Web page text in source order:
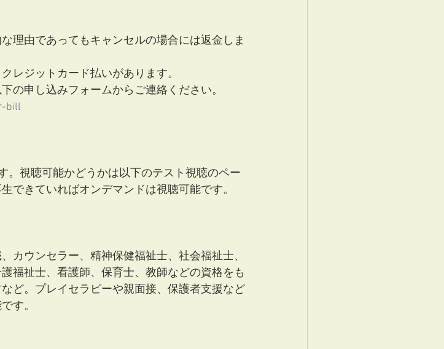
理由であってもキャンセルの場合には返金しま
レジットカード払いがあります。
の申し込みフォームからご連絡ください。
bill
。視聴可能かどうかは以下のテスト視聴のペー
できていればオンデマンドは視聴可能です。
カウンセラー、精神保健福祉士、社会福祉士、
福祉士、看護師、保育士、教師などの資格をも
ど。プレイセラピーや親面接、保護者支援など
す。